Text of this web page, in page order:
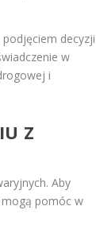
decyzji
w
i
Z
Aby
mogą pomóc w